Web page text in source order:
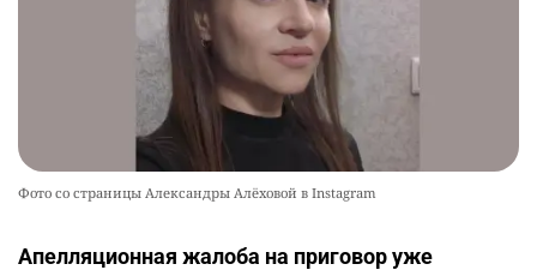
Фото со страницы Александры Алёховой в Instagram
Апелляционная жалоба на приговор уже